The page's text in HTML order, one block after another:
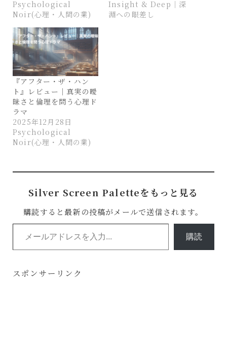
Psychological
Noir(心理・人間の業)
Insight & Deep｜深
淵への眼差し
『アフター・ザ・ハン
ト』レビュー｜真実の曖
昧さと倫理を問う心理ド
ラマ
2025年12月28日
Psychological
Noir(心理・人間の業)
Silver Screen Paletteをもっと見る
購読すると最新の投稿がメールで送信されます。
メールアドレスを入力...
購読
スポンサーリンク